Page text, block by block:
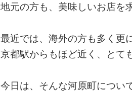
地元の方も、美味しいお店を
最近では、海外の方も多く更
京都駅からもほど近く、とて
今日は、そんな河原町につい